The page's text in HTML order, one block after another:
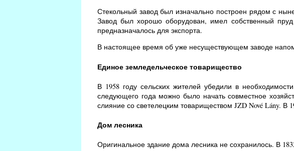
Стекольный завод был изначально построен рядом с
Завод был хорошо оборудован, имел собственный
предназначалось для экспорта.
В настоящее время об уже несуществующем заводе
Единое земледельческое товарищество
В 1958 году сельских жителей убедили в
следующего года можно было начать совместное
слияние со светелецким товариществом JZD Nové Lány.
Дом лесника
Оригинальное здание дома лесника не сохранилось. В